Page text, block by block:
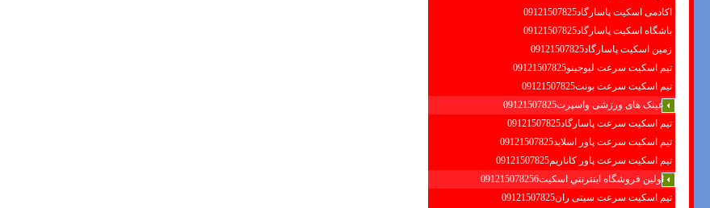
اکادمی اسکیت پاسارگاد09121507825
باشگاه اسکیت پاسارگاد09121507825
زمین اسکیت پاسارگاد09121507825
تیم اسکیت سرعت لیوجینو09121507825
تیم اسکیت سرعت بونت09121507825
عینک های ورزشی واسپرت09121507825
تیم اسکیت سرعت پاسارگاد09121507825
تیم اسکیت سرعت پاور اسلاید09121507825
تیم اسکیت سرعت پاور کاناریم09121507825
اولين فروشگاه اينترنتي اسكيت091215078256
تیم اسکیت سرعت سیتی ران09121507825